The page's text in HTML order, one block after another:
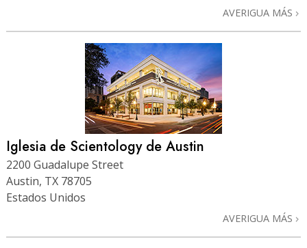
AVERIGUA MÁS
Iglesia de Scientology de Austin
2200 Guadalupe Street
Austin, TX 78705
Estados Unidos
AVERIGUA MÁS